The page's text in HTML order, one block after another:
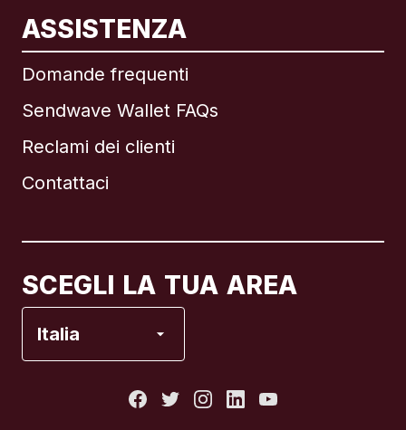
ASSISTENZA
Domande frequenti
Sendwave Wallet FAQs
Reclami dei clienti
Contattaci
SCEGLI LA TUA AREA
Italia
Internazionale English
Brasile